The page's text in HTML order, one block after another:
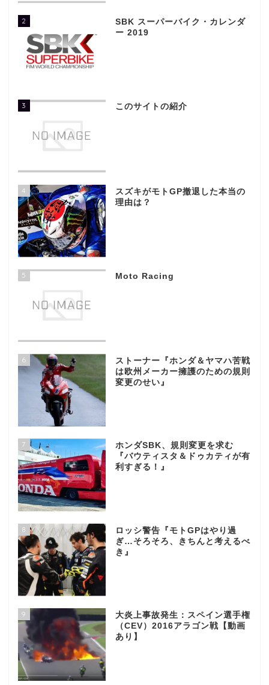
2
SBK スーパーバイク・カレンダ
ー 2019
3 このサイトの紹介
4
スズキがモトGP撤退した本当の
理由は？
5 Moto Racing
6
ストーナー『ホンダ＆ヤマハ苦戦
は欧州メーカー擁護のための規則
変更のせい』
7
ホンダSBK、規則変更を求む
『バウティスタ＆ドゥカティが有
利すぎる！』
8
ロッシ警告『モトGPはやり過
ぎ…そろそろ、きちんと考えるべ
き』
9
大炎上事故発生：スペイン選手権
（CEV）2016アラゴン戦【動画
あり】